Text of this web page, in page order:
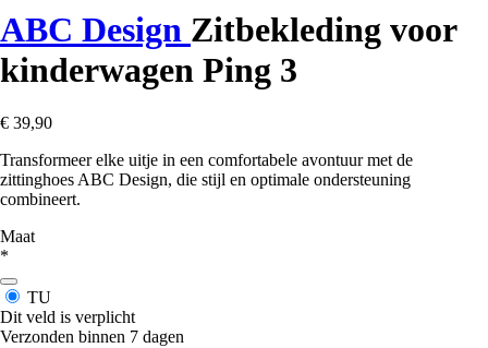
ABC Design Zitbekleding voor
kinderwagen Ping 3
€ 39,90
Transformeer elke uitje in een comfortabele avontuur met de
zittinghoes ABC Design, die stijl en optimale ondersteuning
combineert.
Maat
*
TU
Dit veld is verplicht
Verzonden binnen 7 dagen